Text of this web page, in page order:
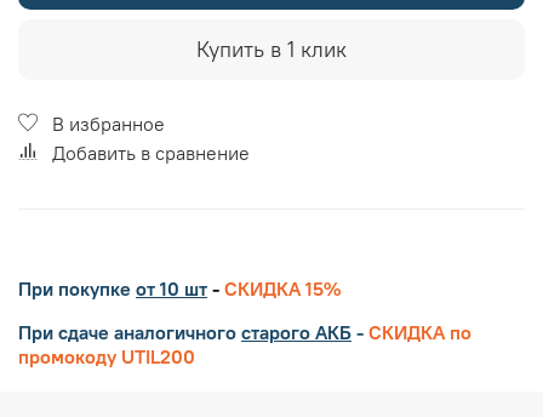
Купить в 1 клик
В избранное
Добавить в сравнение
При покупке от 10 шт - СКИДКА 15%
При сдаче аналогичного старого АКБ - СКИДКА по
промокоду UTIL200